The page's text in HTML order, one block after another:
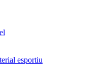
esportiu